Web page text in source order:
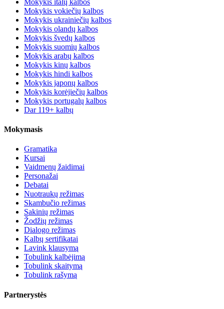
Mokykis vokiečių kalbos
Mokykis ukrainiečių kalbos
Mokykis olandų kalbos
Mokykis švedų kalbos
Mokykis suomių kalbos
Mokykis arabų kalbos
Mokykis kinų kalbos
Mokykis hindi kalbos
Mokykis japonų kalbos
Mokykis korėjiečių kalbos
Mokykis portugalų kalbos
Dar 119+ kalbų
Mokymasis
Gramatika
Kursai
Vaidmenų žaidimai
Personažai
Debatai
Nuotraukų režimas
Skambučio režimas
Sakinių režimas
Žodžių režimas
Dialogo režimas
Kalbų sertifikatai
Lavink klausymą
Tobulink kalbėjimą
Tobulink skaitymą
Tobulink rašymą
Partnerystės